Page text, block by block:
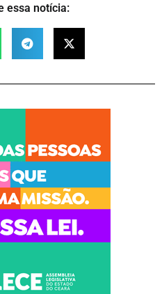
essa notícia: